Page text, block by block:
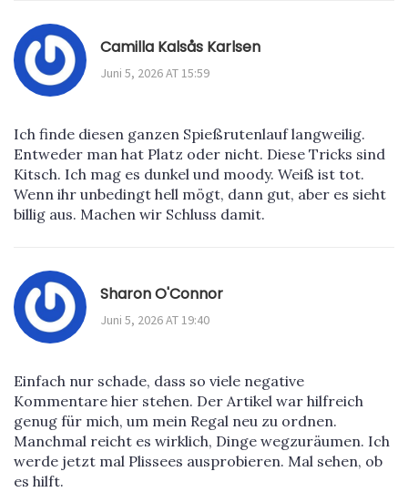
Camilla Kalsås Karlsen
Juni 5, 2026 AT 15:59
Ich finde diesen ganzen Spießrutenlauf langweilig.
Entweder man hat Platz oder nicht. Diese Tricks sind
Kitsch. Ich mag es dunkel und moody. Weiß ist tot.
Wenn ihr unbedingt hell mögt, dann gut, aber es sieht
billig aus. Machen wir Schluss damit.
Sharon O'Connor
Juni 5, 2026 AT 19:40
Einfach nur schade, dass so viele negative
Kommentare hier stehen. Der Artikel war hilfreich
genug für mich, um mein Regal neu zu ordnen.
Manchmal reicht es wirklich, Dinge wegzuräumen. Ich
werde jetzt mal Plissees ausprobieren. Mal sehen, ob
es hilft.